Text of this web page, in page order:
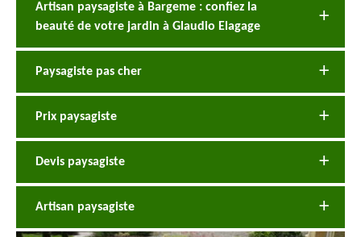
Artisan paysagiste à Bargeme : confiez la
beauté de votre jardin à Glaudio Elagage
Paysagiste pas cher
Prix paysagiste
Devis paysagiste
Artisan paysagiste